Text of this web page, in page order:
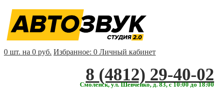
0 шт. на 0 руб. Избранное: 0 Личный кабинет
‎‎8 (4812) 29-40-02
Смоленск, ул. Шевченко, д. 83, с 10:00 до 18:00